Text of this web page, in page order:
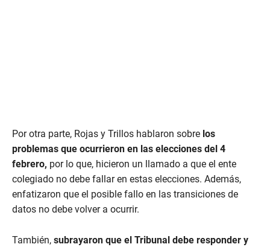
Por otra parte, Rojas y Trillos hablaron sobre los
problemas que ocurrieron en las elecciones del 4
febrero, por lo que, hicieron un llamado a que el ente
colegiado no debe fallar en estas elecciones. Además,
enfatizaron que el posible fallo en las transiciones de
datos no debe volver a ocurrir.
También, subrayaron que el Tribunal debe responder y